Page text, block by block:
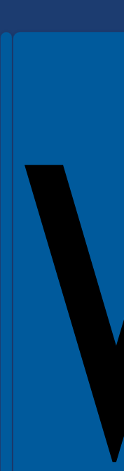
Spełniamy standardy WCAG 2.2
Spełniamy standardy W3C